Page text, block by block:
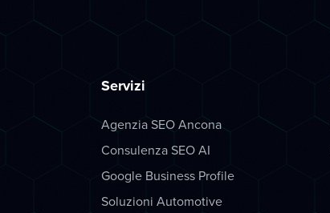
Servizi
Agenzia SEO Ancona
Consulenza SEO AI
Google Business Profile
Soluzioni Automotive